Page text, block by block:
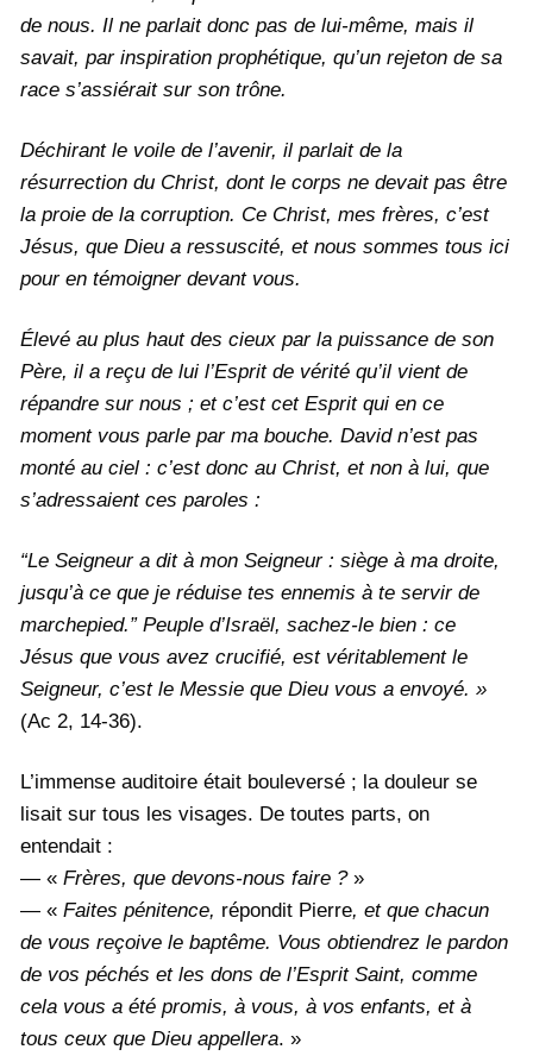
de nous. Il ne parlait donc pas de lui-même, mais il
savait, par inspiration prophétique, qu’un rejeton de sa
race s’assiérait sur son trône.
Déchirant le voile de l’avenir, il parlait de la
résurrection du Christ, dont le corps ne devait pas être
la proie de la corruption. Ce Christ, mes frères, c’est
Jésus, que Dieu a ressuscité, et nous sommes tous ici
pour en témoigner devant vous.
Élevé au plus haut des cieux par la puissance de son
Père, il a reçu de lui l’Esprit de vérité qu’il vient de
répandre sur nous ; et c’est cet Esprit qui en ce
moment vous parle par ma bouche. David n’est pas
monté au ciel : c’est donc au Christ, et non à lui, que
s’adressaient ces paroles :
“Le Seigneur a dit à mon Seigneur : siège à ma droite,
jusqu’à ce que je réduise tes ennemis à te servir de
marchepied.” Peuple d’Israël, sachez-le bien : ce
Jésus que vous avez crucifié, est véritablement le
Seigneur, c’est le Messie que Dieu vous a envoyé. »
(Ac 2, 14-36).
L’immense auditoire était bouleversé ; la douleur se
lisait sur tous les visages. De toutes parts, on
entendait :
— « Frères, que devons-nous faire ?»
— « Faites pénitence, répondit Pierre, et que chacun
de vous reçoive le baptême. Vous obtiendrez le pardon
de vos péchés et les dons de l’Esprit Saint, comme
cela vous a été promis, à vous, à vos enfants, et à
tous ceux que Dieu appellera. »